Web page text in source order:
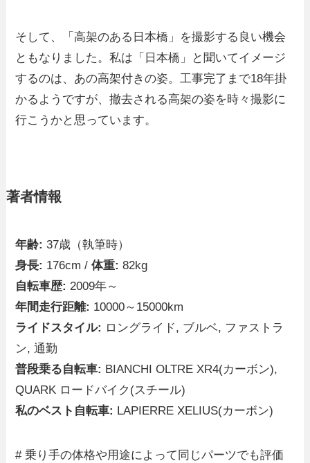
そして、「高架のある日本橋」を撮影する良い機会
ともなりました。私は「日本橋」と聞いてイメージ
するのは、あの高架付きの姿。工事完了まで18年掛
かるようですが、撤去される高架の姿を時々撮影に
行こうかと思っています。
著者情報
年齢: 37歳（執筆時）
身長: 176cm /体重: 82kg
自転車歴: 2009年～
年間走行距離: 10000～15000km
ライドスタイル: ロングライド, ブルベ, ファストラ
ン, 通勤
普段乗る自転車: BIANCHI OLTRE XR4(カーボン),
QUARK ロードバイク(スチール)
私のベスト自転車: LAPIERRE XELIUS(カーボン)
# 乗り手の体格や用途によって同じパーツでも評価